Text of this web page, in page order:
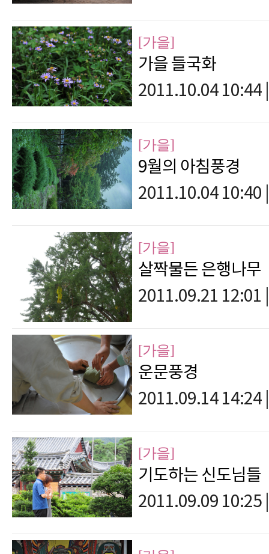
[가을]
가을 들국화
2011.10.04 10:44
[가을]
9월의 아침풍경
2011.10.04 10:40
[가을]
살짝물든 은행나무
2011.09.21 12:01
[가을]
운문풍경
2011.09.14 14:24
[가을]
기도하는 신도님들
2011.09.09 10:25